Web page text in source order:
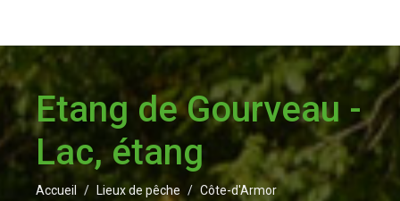
Etang de Gourveau -
Lac, étang
Accueil Lieux de pêche
Côte-d'Armor